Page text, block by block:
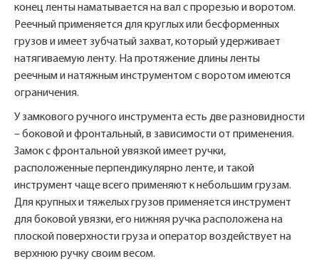
конец ленты наматывается на вал с прорезью и воротом.
Реечный применяется для круглых или бесформенных
грузов и имеет зубчатый захват, который удерживает
натягиваемую ленту. На протяжение длины ленты
реечным и натяжным инструментом с воротом имеются
ограничения.
У замкового ручного инструмента есть две разновидности
– боковой и фронтальный, в зависимости от применения.
Замок с фронтальной увязкой имеет ручки,
расположенные перпендикулярно ленте, и такой
инструмент чаще всего применяют к небольшим грузам.
Для крупных и тяжелых грузов применяется инструмент
для боковой увязки, его нижняя ручка расположена на
плоской поверхности груза и оператор воздействует на
верхнюю ручку своим весом.
для связи, и наш менеджер поможет
сформировать Ваш заказ и рассчитать его
стоимость прямо по телефону.
Имя*
Заполните форму обратной связи, и наши
менеджеры перезвонят вам в ближайшее